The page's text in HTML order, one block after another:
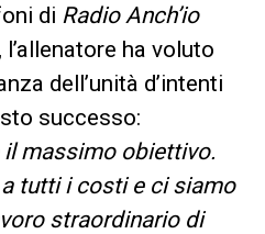
di Radio Anch’io
ha voluto
dell’unità d’intenti
successo:
massimo obiettivo.
tutti i costi e ci siamo
straordinario di